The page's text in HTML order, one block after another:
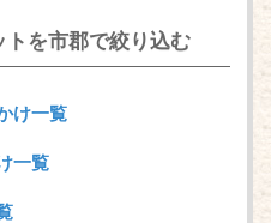
を市郡で絞り込む
け一覧
一覧